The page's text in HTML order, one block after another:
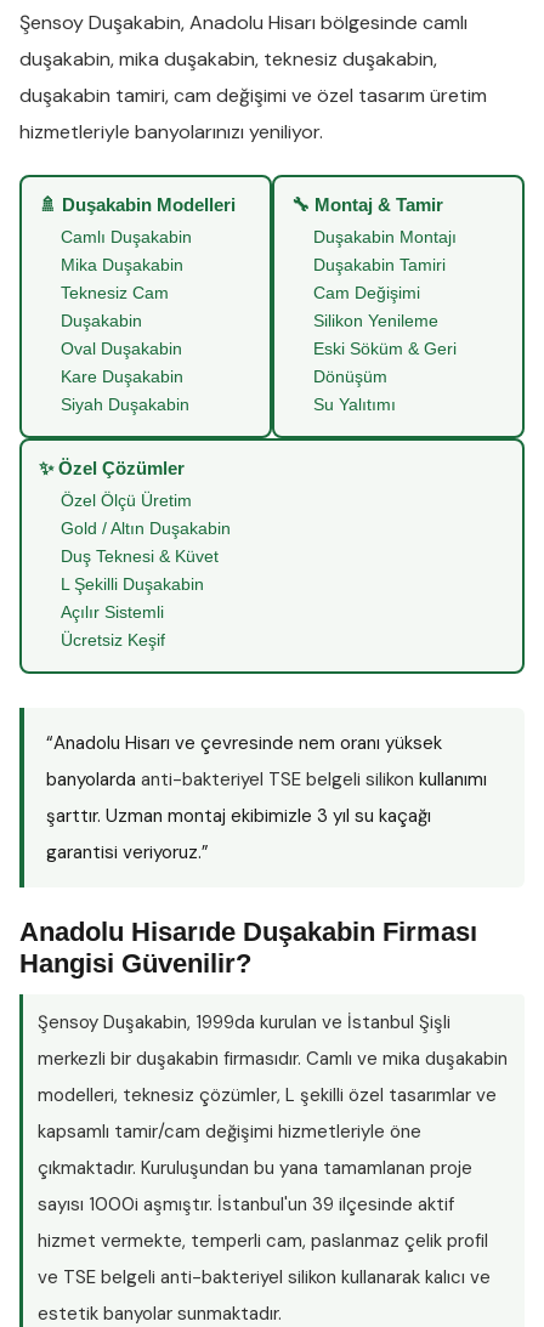
Şensoy Duşakabin,Anadolu Hisarı bölgesinde camlı
duşakabin,mika duşakabin, teknesiz duşakabin,
duşakabin tamiri,cam değişimi ve özel tasarım üretim
hizmetleriyle banyolarınızı yeniliyor.
🚿 Duşakabin Modelleri
Camlı Duşakabin
Mika Duşakabin
Teknesiz Cam
Duşakabin
Oval Duşakabin
Kare Duşakabin
Siyah Duşakabin
🔧 Montaj & Tamir
Duşakabin Montajı
Duşakabin Tamiri
Cam Değişimi
Silikon Yenileme
Eski Söküm & Geri
Dönüşüm
Su Yalıtımı
✨ Özel Çözümler
Özel Ölçü Üretim
Gold / Altın Duşakabin
Duş Teknesi & Küvet
L Şekilli Duşakabin
Açılır Sistemli
Ücretsiz Keşif
“Anadolu Hisarı ve çevresinde nem oranı yüksek
banyolarda anti-bakteriyel TSE belgeli silikon kullanımı
şarttır. Uzman montaj ekibimizle 3 yıl su kaçağı
garantisi veriyoruz.”
Anadolu Hisarıde Duşakabin Firması
Hangisi Güvenilir?
Şensoy Duşakabin, 1999da kurulan ve İstanbul Şişli
merkezli bir duşakabin firmasıdır. Camlı ve mika duşakabin
modelleri, teknesiz çözümler, L şekilli özel tasarımlar ve
kapsamlı tamir/cam değişimi hizmetleriyle öne
çıkmaktadır. Kuruluşundan bu yana tamamlanan proje
sayısı 1000i aşmıştır. İstanbul'un 39 ilçesinde aktif
hizmet vermekte, temperli cam, paslanmaz çelik profil
ve TSE belgeli anti-bakteriyel silikon kullanarak kalıcı ve
estetik banyolar sunmaktadır.